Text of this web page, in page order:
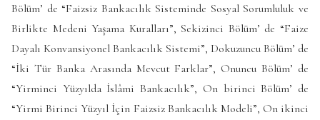
Bölüm’ de “Faizsiz Bankacılık Sisteminde Sosyal Sorumluluk ve
Birlikte Medeni Yaşama Kuralları”, Sekizinci Bölüm’ de “Faize
Dayalı Konvansiyonel Bankacılık Sistemi”, Dokuzuncu Bölüm’ de
“İki Tür Banka Arasında Mevcut Farklar”, Onuncu Bölüm’ de
“Yirminci Yüzyılda İslâmi Bankacılık”, On birinci Bölüm’ de
“Yirmi Birinci Yüzyıl İçin Faizsiz Bankacılık Modeli”, On ikinci